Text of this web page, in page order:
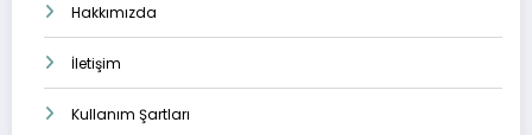
Hakkımızda
İletişim
Kullanım Şartları